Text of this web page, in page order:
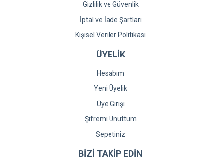
Gizlilik ve Güvenlik
İptal ve İade Şartları
Kişisel Veriler Politikası
ÜYELİK
Hesabım
Yeni Üyelik
Üye Girişi
Şifremi Unuttum
Sepetiniz
BİZİ TAKİP EDİN